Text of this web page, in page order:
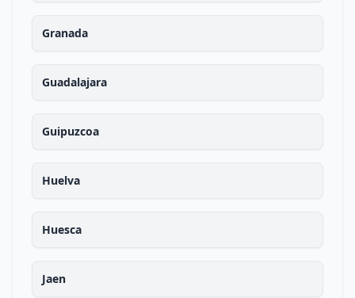
Granada
Guadalajara
Guipuzcoa
Huelva
Huesca
Jaen